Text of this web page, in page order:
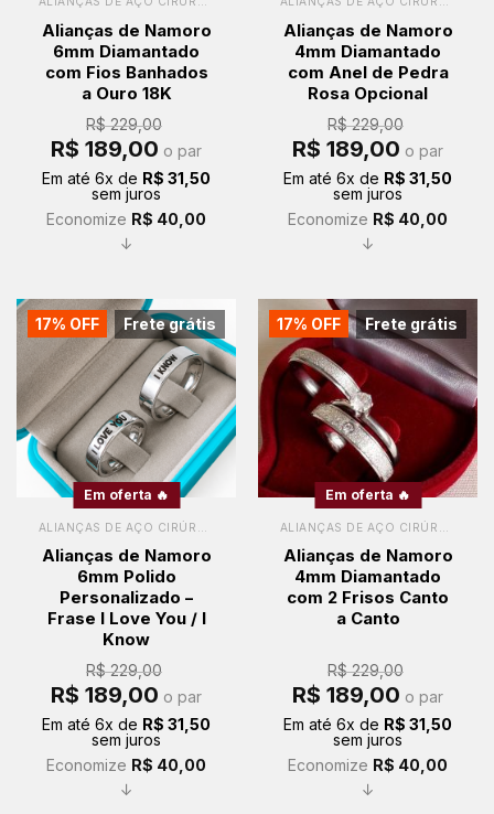
Alianças de Namoro
6mm Diamantado
com Fios Banhados
a Ouro 18K
R$229,00
O
preço
era:
R$ 229,00.
R$ 189,00 preço
é:
R$ 189,00.
o par
Em até 6x de R$ 31,50
sem juros
Economize R$ 40,00
↓
Alianças de Namoro
4mm Diamantado
com Anel de Pedra
Rosa Opcional
R$229,00
O
preço
era:
R$ 229,00.
R$ 189,00 preço
é:
R$ 189,00.
o par
Em até 6x de R$ 31,50
sem juros
Economize R$ 40,00
↓
Frete grátis
17% OFF
Em oferta 🔥
Alianças de Namoro
6mm Polido
Personalizado –
Frase I Love You / I
Know
R$229,00
O
preço
era:
R$ 229,00.
R$ 189,00 preço
atual
é:
R$ 189,00.
o par
Em até 6x de R$ 31,50
sem juros
Economize R$ 40,00
↓
Frete grátis
17% OFF
Em oferta 🔥
Alianças de Namoro
4mm Diamantado
com 2 Frisos Canto
a Canto
R$229,00
O
preço
era:
R$ 229,00.
R$ 189,00 preço
atual
é:
R$ 189,00.
o par
Em até 6x de R$ 31,50
sem juros
Economize R$ 40,00
↓